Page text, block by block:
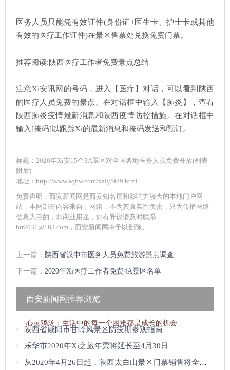
医务人员只能凭有效证件(身份证+医生卡、护士卡或其他
有效的医疗工作证件)在景区售票处兑换免费门票。
推荐阅读:陕西医疗工作者免费景点总结
注意Xi安讯网的号码，进入【医疗】对话，可以看到陕西
的医疗人员免费的景点。在对话框中输入【肺炎】，查看
陕西肺炎疫情最新消息和陕西疫情防控措施。在对话框中
输入[掩码]以跟踪Xi的最新消息和掩码发送和预订。
标题：2020年Xi安15个3A景区对全国各地医务人员免费开放(列表
附后)
地址：http://www.aq6w.com/xaly/989.html
免责声明：西安新闻网是西安知名度和影响力较大的本地门户网
站，本网部分内容来自于网络，不为其真实性负责，只为传播网络
信息为目的，非商业用途，如有异议请及时联系
btr2031@163.com，西安新闻网将予以删除。
上一篇： 陕西省汉中市医务人员免费旅游景点调查
下一篇： 2020年Xi医疗工作者免费4A景区名单
西安新闻网推荐浏览
心灵鸡汤： 生活中的每一个困难都是成长的机会
陕西省咸阳市甘岭风景区防疫期参观指南
乐华市2020年Xi之旅年票将延长至4月30日
从2020年4月26日起，陕西太白山景区门票销售将全面开放